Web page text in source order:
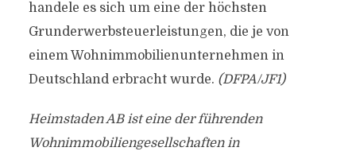
handele es sich um eine der höchsten
Grunderwerbsteuerleistungen, die je von
einem Wohnimmobilienunternehmen in
Deutschland erbracht wurde. (DFPA/JF1)
Heimstaden AB ist eine der führenden
Wohnimmobiliengesellschaften in